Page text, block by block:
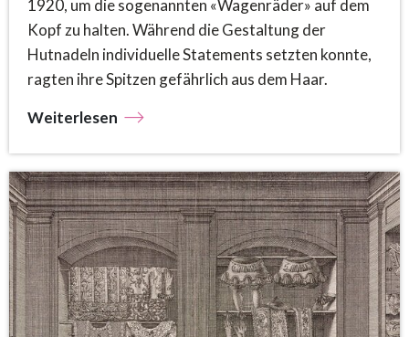
1920, um die sogenannten «Wagenräder» auf dem
Kopf zu halten. Während die Gestaltung der
Hutnadeln individuelle Statements setzten konnte,
ragten ihre Spitzen gefährlich aus dem Haar.
Weiterlesen